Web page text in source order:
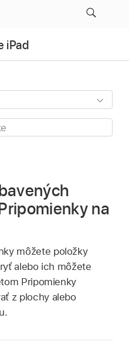
iPad
na
môžete položky
alebo ich môžete
Pripomienky
z plochy alebo